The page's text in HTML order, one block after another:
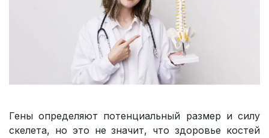
Гены определяют потенциальный размер и силу
скелета, но это не значит, что здоровье костей